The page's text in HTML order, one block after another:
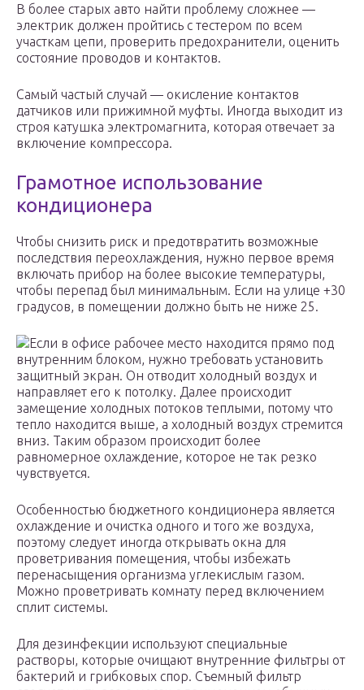
В более старых авто найти проблему сложнее —
электрик должен пройтись с тестером по всем
участкам цепи, проверить предохранители, оценить
состояние проводов и контактов.
Самый частый случай — окисление контактов
датчиков или прижимной муфты. Иногда выходит из
строя катушка электромагнита, которая отвечает за
включение компрессора.
Грамотное использование
кондиционера
Чтобы снизить риск и предотвратить возможные
последствия переохлаждения, нужно первое время
включать прибор на более высокие температуры,
чтобы перепад был минимальным. Если на улице +30
градусов, в помещении должно быть не ниже 25.
Если в офисе рабочее место находится прямо под
внутренним блоком, нужно требовать установить
защитный экран. Он отводит холодный воздух и
направляет его к потолку. Далее происходит
замещение холодных потоков теплыми, потому что
тепло находится выше, а холодный воздух стремится
вниз. Таким образом происходит более
равномерное охлаждение, которое не так резко
чувствуется.
Особенностью бюджетного кондиционера является
охлаждение и очистка одного и того же воздуха,
поэтому следует иногда открывать окна для
проветривания помещения, чтобы избежать
перенасыщения организма углекислым газом.
Можно проветривать комнату перед включением
сплит системы.
Для дезинфекции используют специальные
растворы, которые очищают внутренние фильтры от
бактерий и грибковых спор. Съемный фильтр